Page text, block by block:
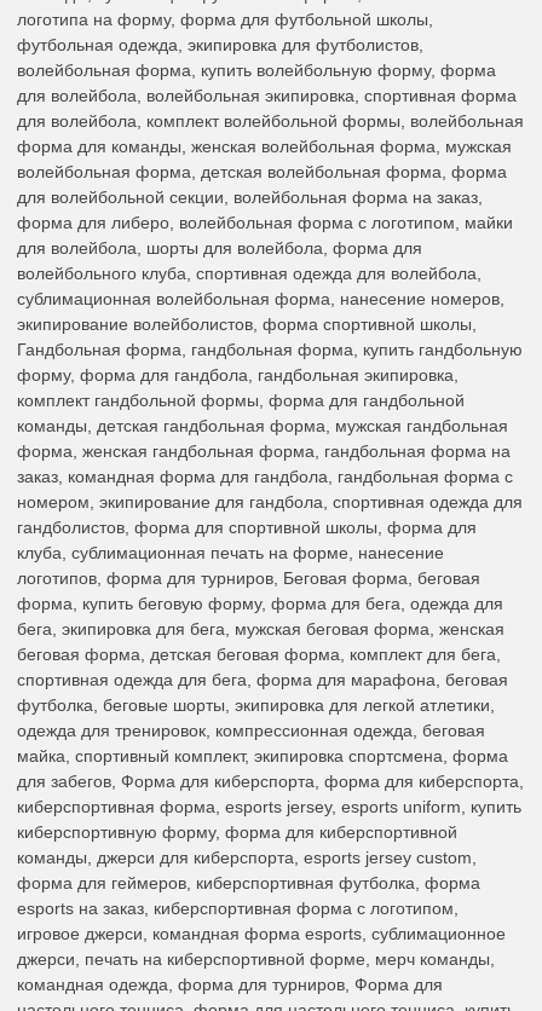
логотипа на форму, форма для футбольной школы,
футбольная одежда, экипировка для футболистов,
волейбольная форма, купить волейбольную форму, форма
для волейбола, волейбольная экипировка, спортивная форма
для волейбола, комплект волейбольной формы, волейбольная
форма для команды, женская волейбольная форма, мужская
волейбольная форма, детская волейбольная форма, форма
для волейбольной секции, волейбольная форма на заказ,
форма для либеро, волейбольная форма с логотипом, майки
для волейбола, шорты для волейбола, форма для
волейбольного клуба, спортивная одежда для волейбола,
сублимационная волейбольная форма, нанесение номеров,
экипирование волейболистов, форма спортивной школы,
Гандбольная форма, гандбольная форма, купить гандбольную
форму, форма для гандбола, гандбольная экипировка,
комплект гандбольной формы, форма для гандбольной
команды, детская гандбольная форма, мужская гандбольная
форма, женская гандбольная форма, гандбольная форма на
заказ, командная форма для гандбола, гандбольная форма с
номером, экипирование для гандбола, спортивная одежда для
гандболистов, форма для спортивной школы, форма для
клуба, сублимационная печать на форме, нанесение
логотипов, форма для турниров, Беговая форма, беговая
форма, купить беговую форму, форма для бега, одежда для
бега, экипировка для бега, мужская беговая форма, женская
беговая форма, детская беговая форма, комплект для бега,
спортивная одежда для бега, форма для марафона, беговая
футболка, беговые шорты, экипировка для легкой атлетики,
одежда для тренировок, компрессионная одежда, беговая
майка, спортивный комплект, экипировка спортсмена, форма
для забегов, Форма для киберспорта, форма для киберспорта,
киберспортивная форма, esports jersey, esports uniform, купить
киберспортивную форму, форма для киберспортивной
команды, джерси для киберспорта, esports jersey custom,
форма для геймеров, киберспортивная футболка, форма
esports на заказ, киберспортивная форма с логотипом,
игровое джерси, командная форма esports, сублимационное
джерси, печать на киберспортивной форме, мерч команды,
командная одежда, форма для турниров, Форма для